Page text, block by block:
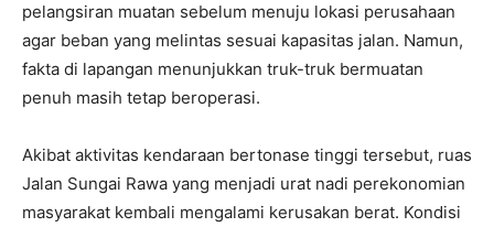
pelangsiran muatan sebelum menuju lokasi perusahaan
agar beban yang melintas sesuai kapasitas jalan. Namun,
fakta di lapangan menunjukkan truk-truk bermuatan
penuh masih tetap beroperasi.
Akibat aktivitas kendaraan bertonase tinggi tersebut, ruas
Jalan Sungai Rawa yang menjadi urat nadi perekonomian
masyarakat kembali mengalami kerusakan berat. Kondisi